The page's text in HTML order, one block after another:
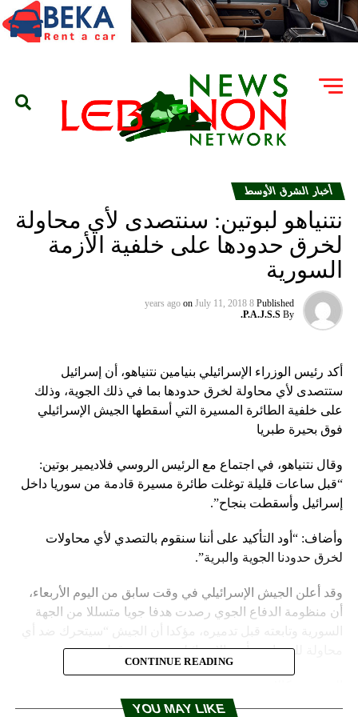
أخبار الشرق الأوسط
نتنياهو لبوتين: سنتصدى لأي محاولة
لخرق حدودها على خلفية الأزمة
السورية
Published
8 years ago
on July 11, 2018
By
P.A.J.S.S.
أكد رئيس الوزراء الإسرائيلي بنيامين نتنياهو، أن إسرائيل
ستتصدى لأي محاولة لخرق حدودها بما في ذلك الجوية، وذلك
على خلفية الطائرة المسيرة التي أسقطها الجيش الإسرائيلي
فوق بحيرة طبريا
وقال نتنياهو، في اجتماع مع الرئيس الروسي فلاديمير بوتين:
“قبل ساعات قليلة توغلت طائرة مسيرة قادمة من سوريا داخل
إسرائيل وأسقطت بنجاح”.
وأضاف: “أود التأكيد على أننا سنقوم بالتصدي لأي محاولات
لخرق حدودنا الجوية والبرية”.
وقد أعلن الجيش الإسرائيلي في وقت سابق من اليوم الأربعاء،
أن منظومة الدفاع الجوي رصدت هدفا جويا متسللا من الجهة
السورية وتابعته قبل تدميره، مؤكدا أن الجيش “سيتحرك ضد أي
محاولة للمساس بأمن الإسرائيليين، حسب قوله.
CONTINUE READING
YOU MAY LIKE